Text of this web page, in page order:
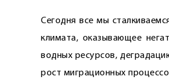
Сегодня все мы
климата, оказывающее
водных ресурсов,
рост миграционных